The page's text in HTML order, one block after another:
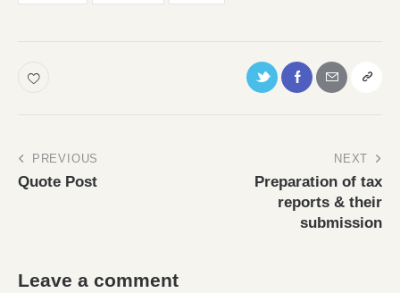
PREVIOUS
Quote Post
NEXT
Preparation of tax
reports & their
submission
Leave a comment